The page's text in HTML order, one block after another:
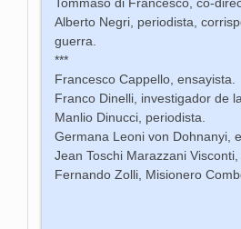
Alberto Negri, periodista,
guerra.
***
Francesco Cappello, ensayista.
Franco Dinelli, investigador de
Manlio Dinucci, periodista.
Germana Leoni von Dohnanyi,
Jean Toschi Marazzani
Fernando Zolli, Misionero